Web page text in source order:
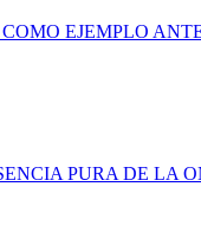
EJEMPLO
PURA DE LA